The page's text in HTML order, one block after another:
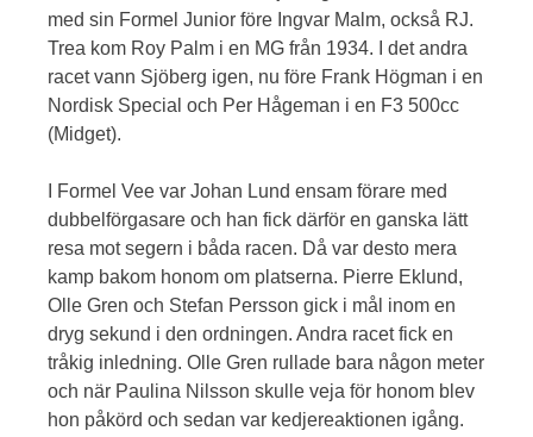
med sin Formel Junior före Ingvar Malm, också RJ.
Trea kom Roy Palm i en MG från 1934. I det andra
racet vann Sjöberg igen, nu före Frank Högman i en
Nordisk Special och Per Hågeman i en F3 500cc
(Midget).
I Formel Vee var Johan Lund ensam förare med
dubbelförgasare och han fick därför en ganska lätt
resa mot segern i båda racen. Då var desto mera
kamp bakom honom om platserna. Pierre Eklund,
Olle Gren och Stefan Persson gick i mål inom en
dryg sekund i den ordningen. Andra racet fick en
tråkig inledning. Olle Gren rullade bara någon meter
och när Paulina Nilsson skulle veja för honom blev
hon påkörd och sedan var kedjereaktionen igång.